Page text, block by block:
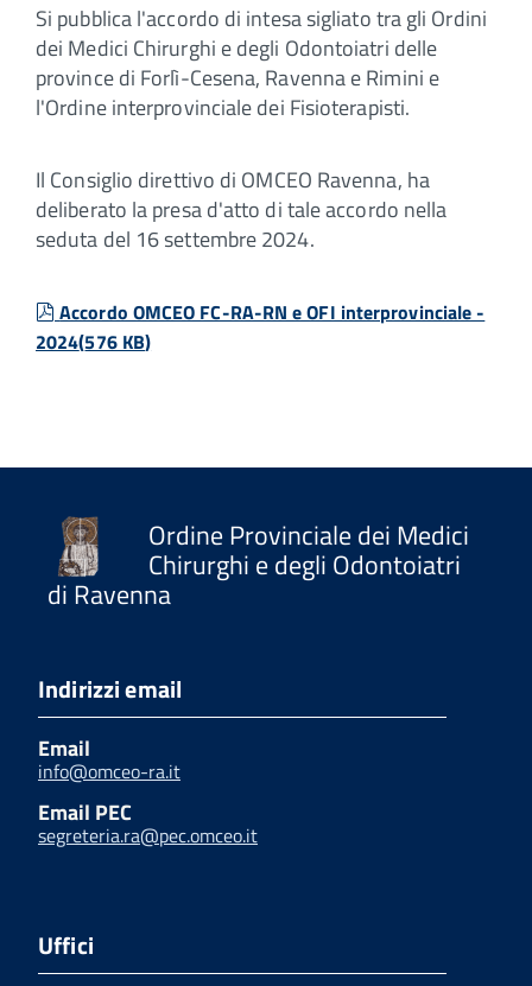
Si pubblica l'accordo di intesa sigliato tra gli Ordini
dei Medici Chirurghi e degli Odontoiatri delle
province di Forlì-Cesena, Ravenna e Rimini e
l'Ordine interprovinciale dei Fisioterapisti.
Il Consiglio direttivo di OMCEO Ravenna, ha
deliberato la presa d'atto di tale accordo nella
seduta del 16 settembre 2024.
pdf
Accordo OMCEO FC-RA-RN e OFI interprovinciale -
2024(576 KB)
Ordine Provinciale dei Medici
Chirurghi e degli Odontoiatri
di Ravenna
Indirizzi email
Email
info@omceo-ra.it
Email PEC
segreteria.ra@pec.omceo.it
Uffici